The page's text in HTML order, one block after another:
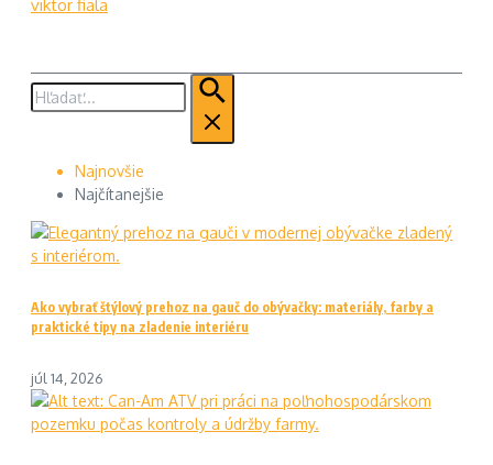
viktor fiala
Hľadať:
Najnovšie
Najčítanejšie
Ako vybrať štýlový prehoz na gauč do obývačky: materiály, farby a
praktické tipy na zladenie interiéru
júl 14, 2026